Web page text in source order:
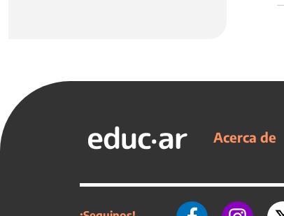
Acerca de